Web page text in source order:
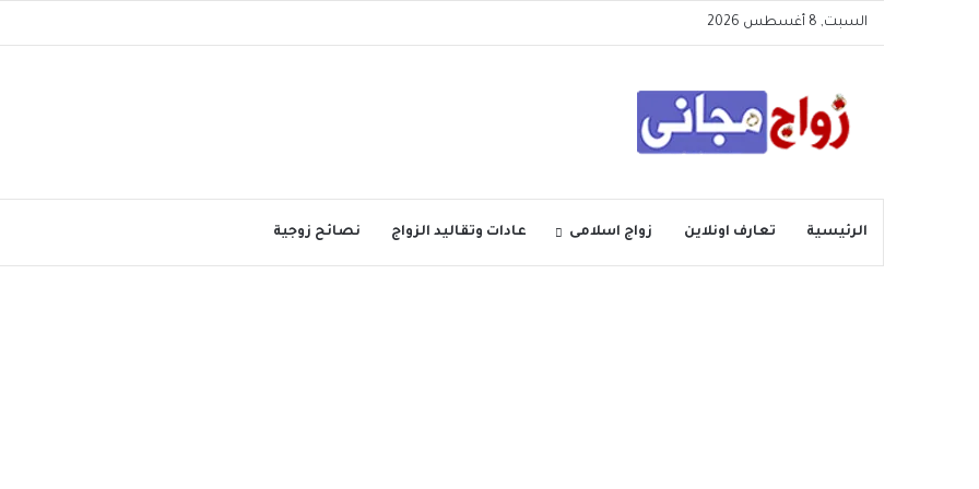
السبت, 8 أغسطس 2026
الرئيسية تعارف اونلاين زواج اسلامى عادات وتقاليد الزواج نصائح زوجية